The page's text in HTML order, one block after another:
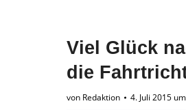
Viel Glück
die
von Redaktion 4. Juli 2015